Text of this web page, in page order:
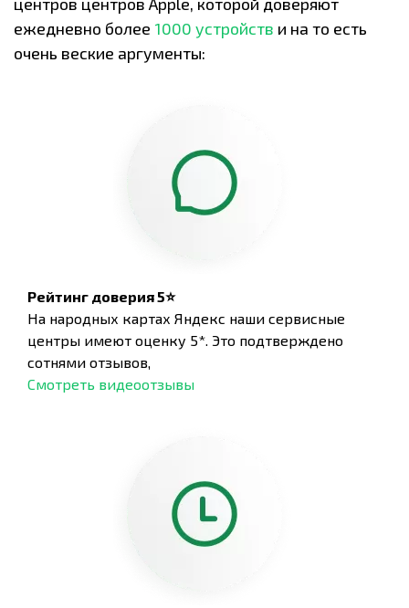
ежедневно более 1000 устройств и на то есть
очень веские аргументы:
Рейтинг доверия 5⭐
На народных картах Яндекс наши сервисные
центры имеют оценку 5*. Это подтверждено
сотнями отзывов,
Смотреть видеоотзывы